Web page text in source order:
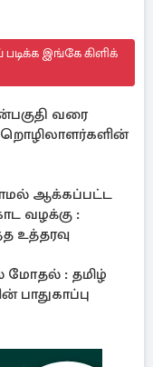
இங்கே கிளிக்
வரை
ஆக்கப்பட்ட
வழக்கு :
உத்தரவு
மோதல் : தமிழ்
பாதுகாப்பு